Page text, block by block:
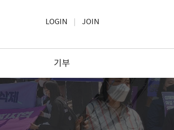
LOGIN JOIN
기부
모금윤리
기부하기